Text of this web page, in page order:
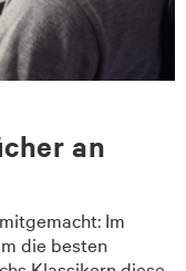
an
Im
die besten